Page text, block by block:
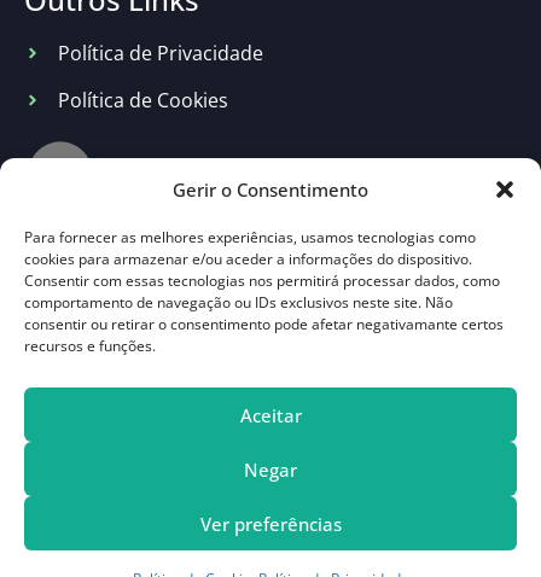
Gerir o Consentimento
Para fornecer as melhores experiências, usamos tecnologias como
cookies para armazenar e/ou aceder a informações do dispositivo.
Consentir com essas tecnologias nos permitirá processar dados, como
comportamento de navegação ou IDs exclusivos neste site. Não
consentir ou retirar o consentimento pode afetar negativamante certos
recursos e funções.
Aceitar
Negar
Ver preferências
Política de Privacidade
Política de Cookies
Empresa Certificada
Alvará impic classe 3
Certificações de dgeg
Beniteca – Ambiente e Infraestruturas Lda
Copyright © 2026 Todos os direitos reservados. By
PLAY